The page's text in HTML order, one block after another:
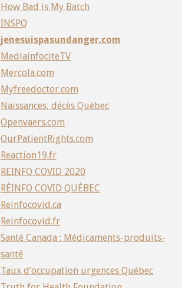
How Bad is My Batch
INSPQ
jenesuispasundanger.com
MediainfociteTV
Mercola.com
Myfreedoctor.com
Naissances, décès Québec
Openvaers.com
OurPatientRights.com
Reaction19.fr
REINFO COVID 2020
RÉINFO COVID QUÉBEC
Reinfocovid.ca
Reinfocovid.fr
Santé Canada : Médicaments-produits-
santé
Taux d’occupation urgences Québec